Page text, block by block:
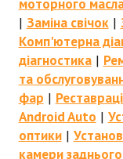
моторного
| Заміна свічок|
Комп'ютерна
діагностика|
та
фар |
Android Auto |
оптики|
камери